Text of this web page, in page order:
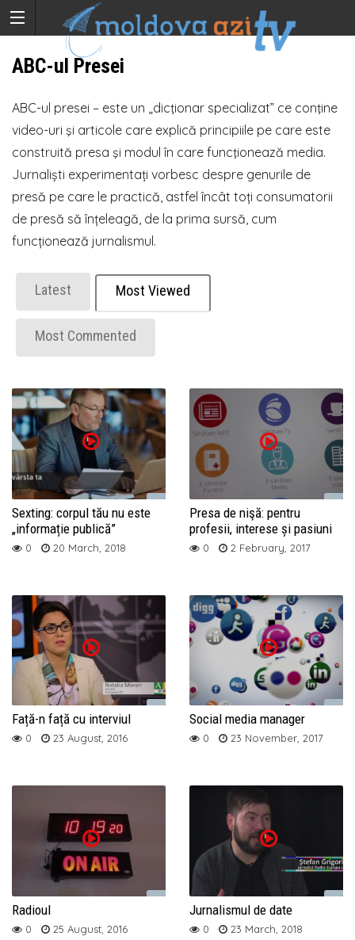
ABC-ul Presei
ABC-ul presei – este un „dicţionar specializat” ce conţine
video-uri şi articole care explică principiile pe care este
construită presa şi modul în care funcţionează media.
Jurnaliști experimentați vorbesc despre genurile de
presă pe care le practică, astfel încât toți consumatorii
de presă să înțeleagă, de la prima sursă, cum
funcționează jurnalismul.
Latest Most Viewed
Most Commented
Sexting: corpul tău nu este
„informație publică”
0 20 March, 2018
Presa de nişă: pentru
profesii, interese și pasiuni
0 2 February, 2017
Față-n față cu interviul
0 23 August, 2016
Social media manager
0 23 November, 2017
Radioul
0 25 August, 2016
Jurnalismul de date
0 23 March, 2018